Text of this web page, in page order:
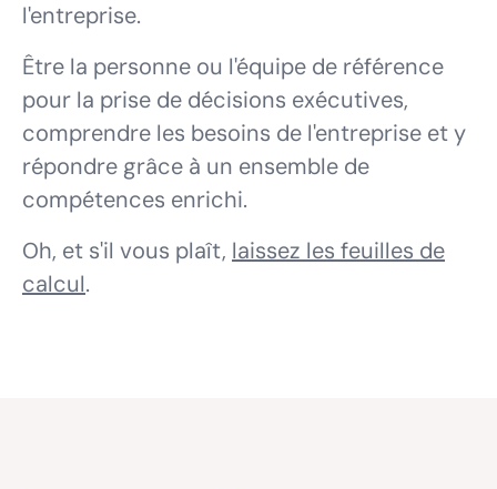
l'entreprise.
Être la personne ou l'équipe de référence
pour la prise de décisions exécutives,
comprendre les besoins de l'entreprise et y
répondre grâce à un ensemble de
compétences enrichi.
Oh, et s'il vous plaît, laissez les feuilles de
calcul.